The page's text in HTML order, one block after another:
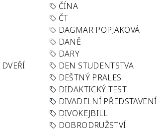
ČÍNA
ČT
DAGMAR POPJAKOVÁ
DANĚ
DARY
DEN STUDENTSTVA
DEŠTNÝ PRALES
DIDAKTICKÝ TEST
DIVADELNÍ PŘEDSTAVENÍ
DIVOKEJBILL
DOBRODRUŽSTVÍ